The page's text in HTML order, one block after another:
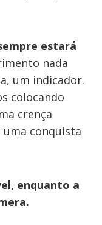
estará
nada
um indicador.
colocando
crença
conquista
enquanto a